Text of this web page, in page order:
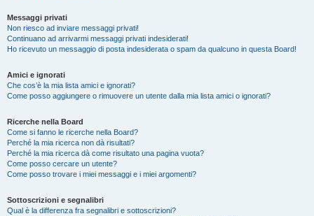
Messaggi privati
Non riesco ad inviare messaggi privati!
Continuano ad arrivarmi messaggi privati indesiderati!
Ho ricevuto un messaggio di posta indesiderata o spam da qualcuno in questa Board!
Amici e ignorati
Che cos’è la mia lista amici e ignorati?
Come posso aggiungere o rimuovere un utente dalla mia lista amici o ignorati?
Ricerche nella Board
Come si fanno le ricerche nella Board?
Perché la mia ricerca non dà risultati?
Perché la mia ricerca dà come risultato una pagina vuota?
Come posso cercare un utente?
Come posso trovare i miei messaggi e i miei argomenti?
Sottoscrizioni e segnalibri
Qual è la differenza fra segnalibri e sottoscrizioni?